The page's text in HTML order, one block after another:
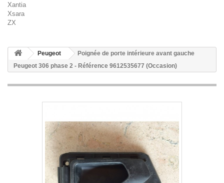
Xantia
Xsara
ZX
Peugeot
Poignée de porte intérieure avant gauche
Peugeot 306 phase 2 - Référence 9612535677 (Occasion)